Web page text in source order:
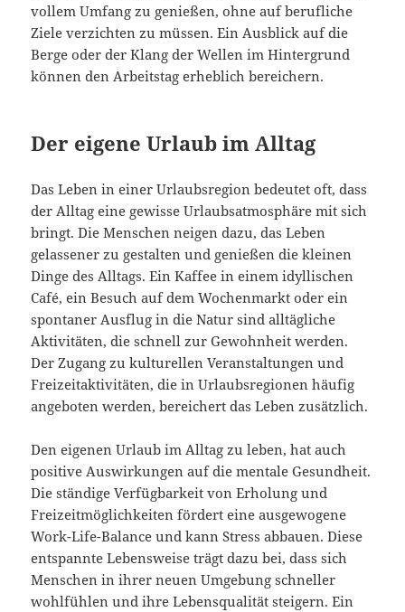
vollem Umfang zu genießen, ohne auf berufliche
Ziele verzichten zu müssen. Ein Ausblick auf die
Berge oder der Klang der Wellen im Hintergrund
können den Arbeitstag erheblich bereichern.
Der eigene Urlaub im Alltag
Das Leben in einer Urlaubsregion bedeutet oft, dass
der Alltag eine gewisse Urlaubsatmosphäre mit sich
bringt. Die Menschen neigen dazu, das Leben
gelassener zu gestalten und genießen die kleinen
Dinge des Alltags. Ein Kaffee in einem idyllischen
Café, ein Besuch auf dem Wochenmarkt oder ein
spontaner Ausflug in die Natur sind alltägliche
Aktivitäten, die schnell zur Gewohnheit werden.
Der Zugang zu kulturellen Veranstaltungen und
Freizeitaktivitäten, die in Urlaubsregionen häufig
angeboten werden, bereichert das Leben zusätzlich.
Den eigenen Urlaub im Alltag zu leben, hat auch
positive Auswirkungen auf die mentale Gesundheit.
Die ständige Verfügbarkeit von Erholung und
Freizeitmöglichkeiten fördert eine ausgewogene
Work-Life-Balance und kann Stress abbauen. Diese
entspannte Lebensweise trägt dazu bei, dass sich
Menschen in ihrer neuen Umgebung schneller
wohlfühlen und ihre Lebensqualität steigern. Ein